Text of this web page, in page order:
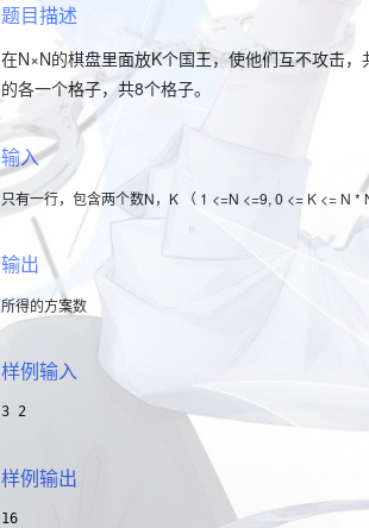
题目描述
在N×N的棋盘里面放K个国王，使他们互不攻击
的各一个格子，共8个格子。
输入
只有一行，包含两个数N，K （ 1 <=N <=9, 0 <= K <= N *
输出
所得的方案数
样例输入
3 2
样例输出
16